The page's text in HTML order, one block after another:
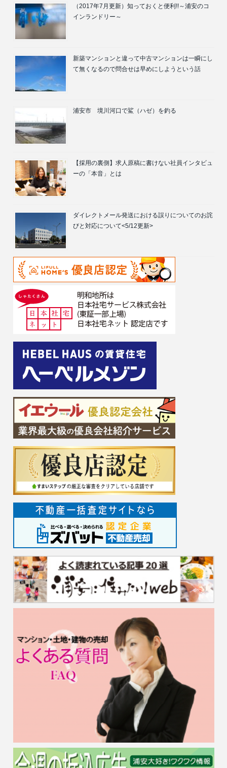
（2017年7月更新）知っておくと便利!!～浦安のコ
インランドリー～
新築マンションと違って中古マンションは一瞬にし
て無くなるので問合せは早めにしようという話
浦安市 境川河口で鯊（ハゼ）を釣る
【採用の裏側】求人原稿に書けない社員インタビュ
ーの「本音」とは
ダイレクトメール発送における誤りについてのお詫
びと対応について<5/12更新>